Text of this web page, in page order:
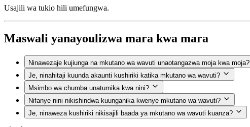
Usajili wa tukio hili umefungwa.
Maswali yanayoulizwa mara kwa mara
Ninawezaje kujiunga na mkutano wa wavuti unaotangazwa moja kwa moja?
Je, ninahitaji kuunda akaunti kushiriki katika mkutano wa wavuti?
Msimbo wa chumba unatumika kwa nini?
Nifanye nini nikishindwa kuunganika kwenye mkutano wa wavuti?
Je, ninaweza kushiriki nikisajili baada ya mkutano wa wavuti kuanza?